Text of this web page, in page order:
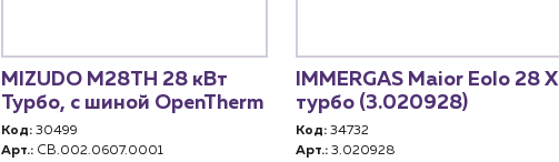
MIZUDO М28TH 28 кВт
Турбо, с шиной OpenTherm
Код: 30499
Арт.: CB.002.0607.0001
IMMERGAS Maior Eolo 28 X
турбо (3.020928)
Код: 34732
Арт.: 3.020928